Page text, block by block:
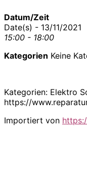
Datum/Zeit
Date(s) - 13/11/2021
15:00 - 18:00
Kategorien Keine
Kategorien: Elektro
https://
Importiert von